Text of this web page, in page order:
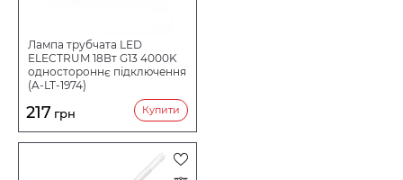
Лампа трубчата LED
ELECTRUM 18Вт G13 4000K
одностороннє підключення
(A-LT-1974)
217 грн Купити
ЗАСТОСУВАННЯ
СВІТЛОВИЙ ПОТІК LM